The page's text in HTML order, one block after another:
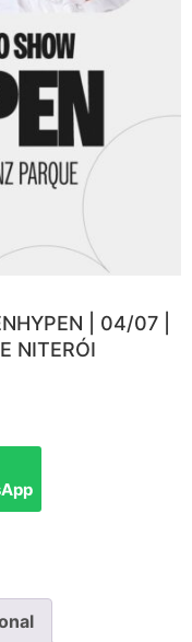
| 04/07 |
NITERÓI